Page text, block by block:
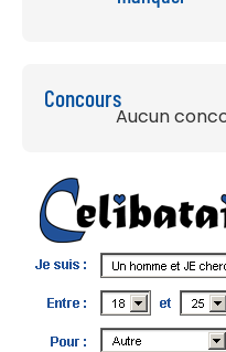
Concours
Aucun